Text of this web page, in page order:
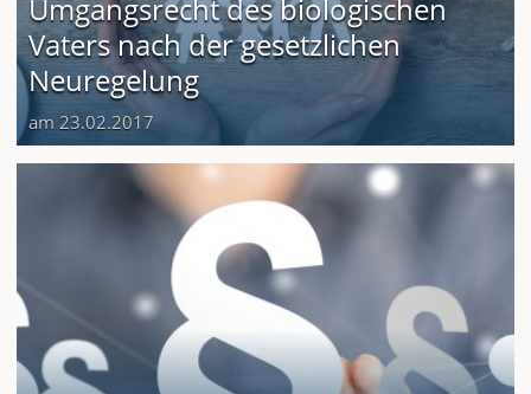
Umgangsrecht des biologischen
Vaters nach der gesetzlichen
Neuregelung
am 23.02.2017